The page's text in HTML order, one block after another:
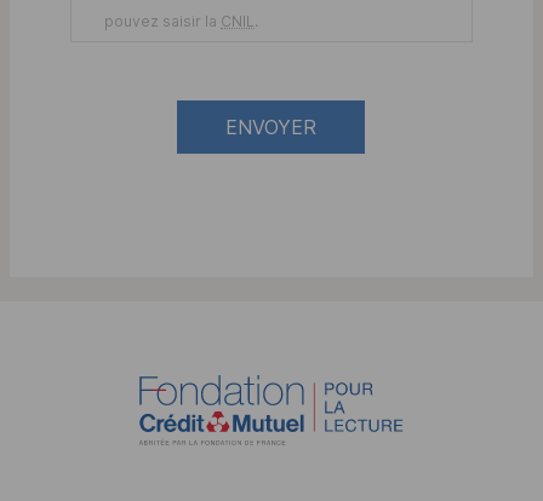
pouvez saisir la CNIL.
ENVOYER